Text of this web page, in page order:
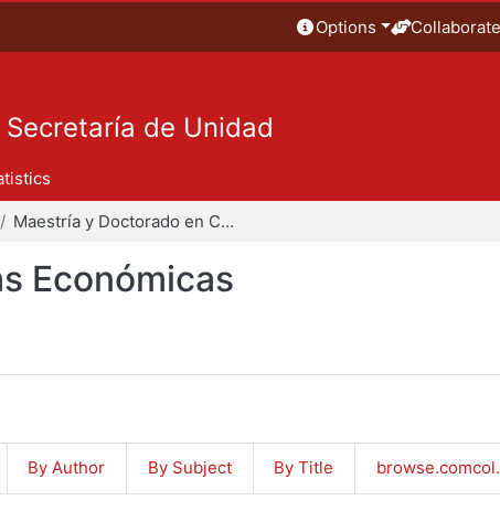
Options Collaborate
Secretaría de Unidad
Maestría y Doctorado en Ciencias Económicas
Económicas
By Author By Subject By Title